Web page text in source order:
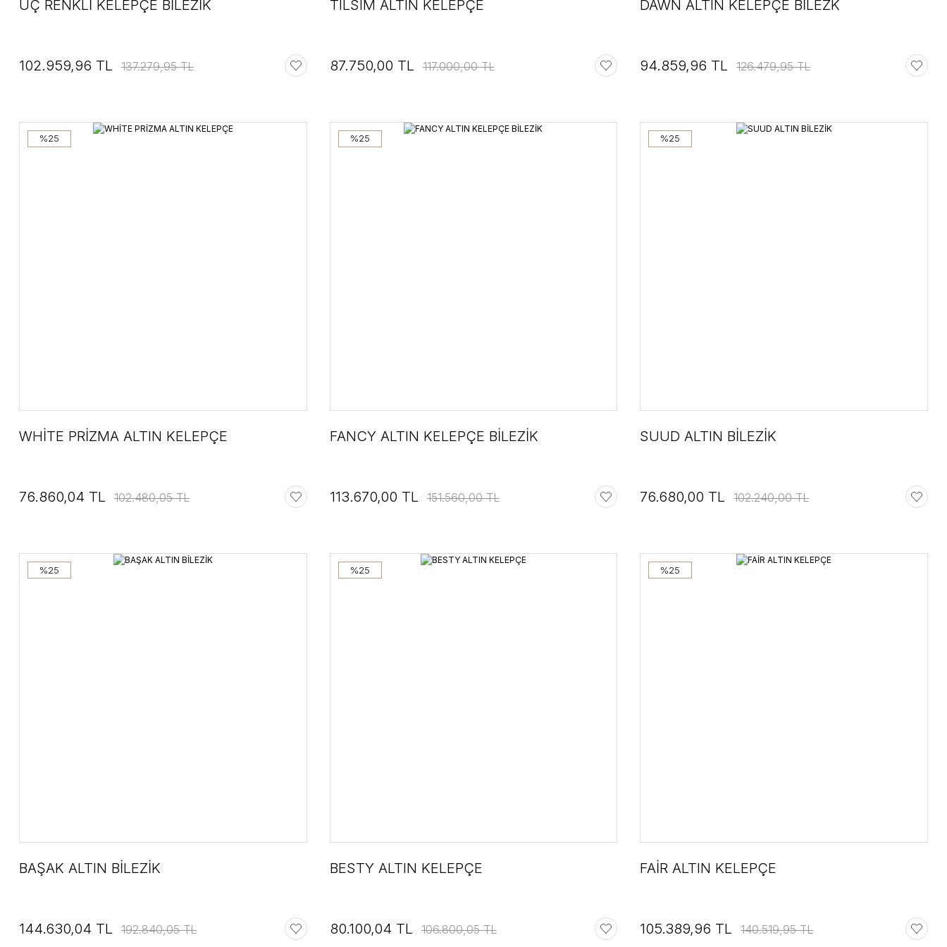
ÜÇ RENKLİ KELEPÇE BİLEZİK
102.959,96 TL 137.279,95 TL
TILSIM ALTIN KELEPÇE
87.750,00 TL 117.000,00 TL
DAWN ALTIN KELEPÇE BİLEZK
94.859,96 TL 126.479,95 TL
%25
WHİTE PRİZMA ALTIN KELEPÇE
76.860,04 TL 102.480,05 TL
%25
FANCY ALTIN KELEPÇE BİLEZİK
113.670,00 TL 151.560,00 TL
%25
SUUD ALTIN BİLEZİK
76.680,00 TL 102.240,00 TL
%25
BAŞAK ALTIN BİLEZİK
144.630,04 TL 192.840,05 TL
%25
BESTY ALTIN KELEPÇE
80.100,04 TL 106.800,05 TL
%25
FAİR ALTIN KELEPÇE
105.389,96 TL 140.519,95 TL